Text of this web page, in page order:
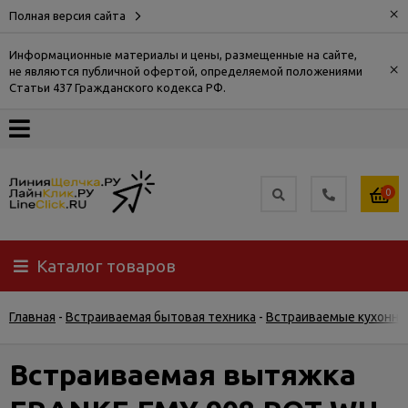
Полная версия сайта ×
Информационные материалы и цены, размещенные на сайте,
не являются публичной офертой, определяемой положениями
Статьи 437 Гражданского кодекса РФ.
×
О
Доставка
Самовывоз
Гарантия
0
Каталог товаров
Главная - Встраиваемая бытовая техника - Встраиваемые
Встраиваемая вытяжка